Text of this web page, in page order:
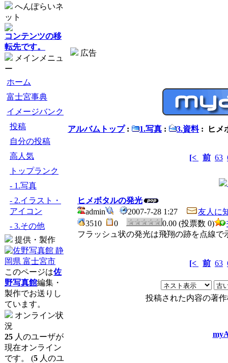
へんぽらいネ
ット
コンテンツの移
転先です。
メインメニュ
ー
ホーム
富士宮事典
イメージバンク
投稿
自分の投稿
高人気
トップランク
- 1.写真
- 2.イラスト・
アイコン
- 3.その他
提供・製作
このページは佐
野写真館編集・
製作でお送りし
ています。
オンライン状
況
25 人のユーザが
現在オンライン
です。 (5 人のユ
広告
アルバムトップ: 1.写真 : 3.資料: ヒメ
[< 前 63
ヒメボタルの発光
admin
2007-7-28 1:27
友人に
3510
0 0.00 (投票数 0)
フラッシュ状の発光は飛翔の跡を点線で
[< 前 63
投稿された内容の著